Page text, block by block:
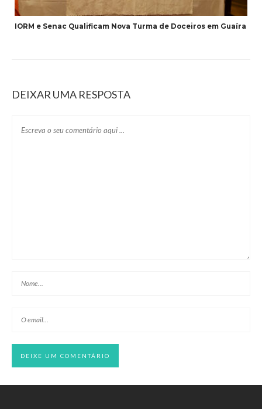
IORM e Senac Qualificam Nova Turma de Doceiros em Guaíra
DEIXAR UMA RESPOSTA